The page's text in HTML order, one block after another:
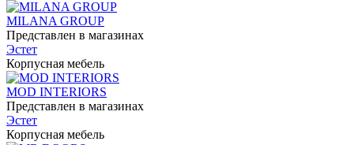
MILANA GROUP
Представлен в магазинах
Эстет
Корпусная мебель
MOD INTERIORS
Представлен в магазинах
Эстет
Корпусная мебель